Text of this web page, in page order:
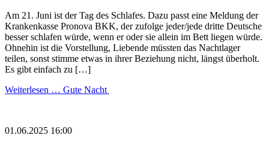
Am 21. Juni ist der Tag des Schlafes. Dazu passt eine Meldung der
Krankenkasse Pronova BKK, der zufolge jeder/jede dritte Deutsche
besser schlafen würde, wenn er oder sie allein im Bett liegen würde.
Ohnehin ist die Vorstellung, Liebende müssten das Nachtlager
teilen, sonst stimme etwas in ihrer Beziehung nicht, längst überholt.
Es gibt einfach zu […]
Weiterlesen … Gute Nacht
01.06.2025 16:00